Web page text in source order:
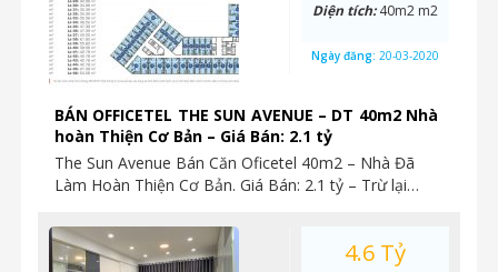
BÁN OFFICETEL THE SUN AVENUE – DT 40m2 Nhà
hoàn Thiện Cơ Bản – Giá Bán: 2.1 tỷ
The Sun Avenue Bán Căn Oficetel 40m2 – Nhà Đã
Làm Hoàn Thiện Cơ Bản. Giá Bán: 2.1 tỷ – Trừ lại…
Diện tích:40m2 m2
Ngày đăng: 20-03-2020
4.6 Tỷ